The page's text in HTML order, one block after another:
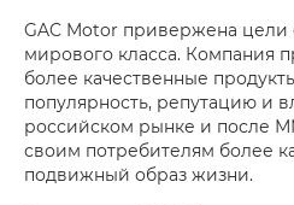
GAC Motor привержена цели
мирового класса. Компания
более качественные
популярность, репутацию и
российском рынке и после
своим потребителям более
подвижный образ жизни.